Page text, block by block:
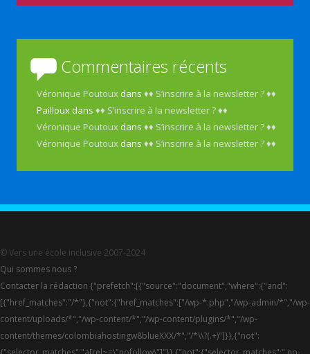
Commentaires récents
Véronique Poutoux dans♦♦ S’inscrire à la newsletter ? ♦♦
Pailloux dans♦♦ S’inscrire à la newsletter ? ♦♦
Véronique Poutoux dans♦♦ S’inscrire à la newsletter ? ♦♦
Véronique Poutoux dans♦♦ S’inscrire à la newsletter ? ♦♦
© Vers une école inclusive 2007-2024
Qui sommes nous ?
Contacter la rédaction {"prefetch":[{"source":"document","where":{"and":
[{"href_matches":"/*"},{"not":{"href_matches":["/wp-*.php","/wp-admin/*","/wp-
content/uploads/*","/wp-content/*","/wp-content/plugins/*","/wp-
content/themes/colombiahostingw8blueXXX/*","/*\\?(.+)"]}},{"not":